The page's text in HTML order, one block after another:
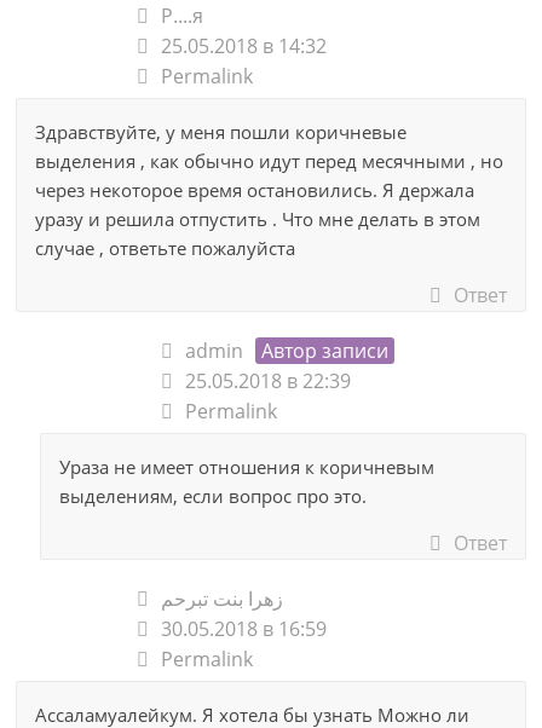
Р....я
25.05.2018 в 14:32
Permalink
Здравствуйте, у меня пошли коричневые
выделения , как обычно идут перед месячными , но
через некоторое время остановились. Я держала
уразу и решила отпустить . Что мне делать в этом
случае , ответьте пожалуйста
Ответ
admin
Автор записи
25.05.2018 в 22:39
Permalink
Ураза не имеет отношения к коричневым
выделениям, если вопрос про это.
Ответ
زهرا بنت تبرحم
30.05.2018 в 16:59
Permalink
Ассаламуалейкум. Я хотела бы узнать Можно ли